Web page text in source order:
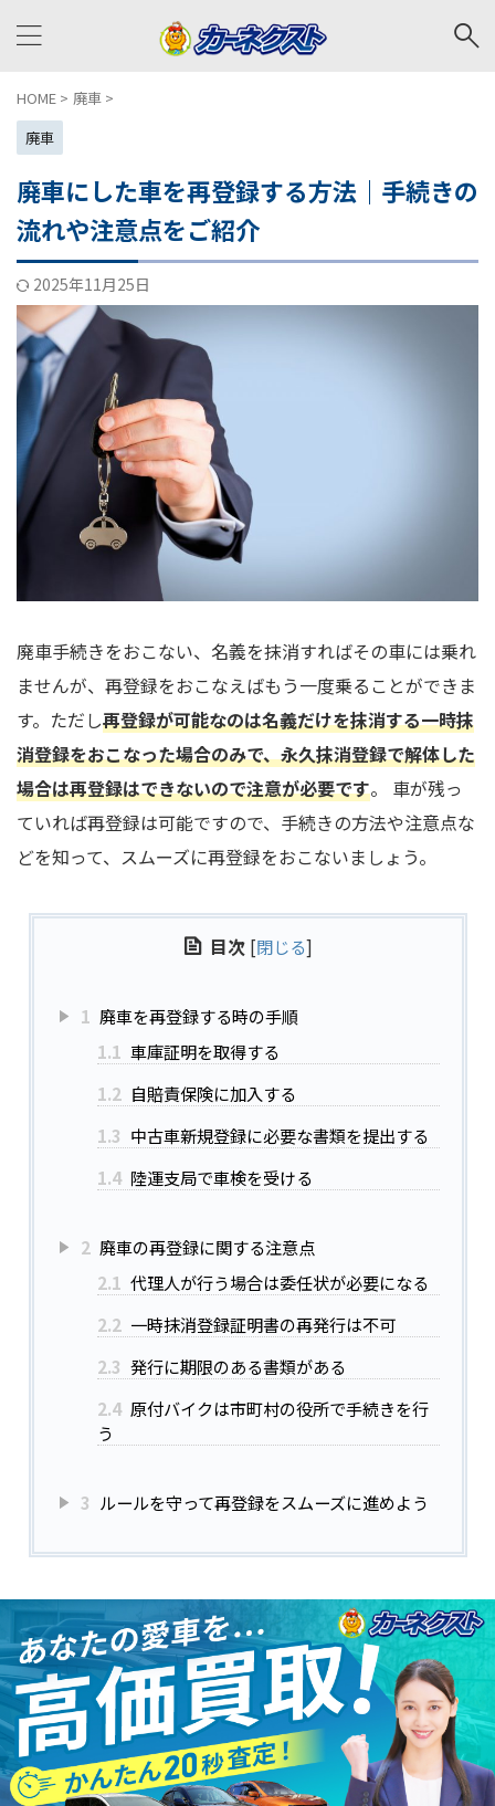
HOME > 廃車 >
廃車
廃車にした車を再登録する方法｜手続きの
流れや注意点をご紹介
2025年11月25日
廃車手続きをおこない、名義を抹消すればその車には乗れ
ませんが、再登録をおこなえばもう一度乗ることができま
す。ただし再登録が可能なのは名義だけを抹消する一時抹
消登録をおこなった場合のみで、永久抹消登録で解体した
場合は再登録はできないので注意が必要です。 車が残っ
ていれば再登録は可能ですので、手続きの方法や注意点な
どを知って、スムーズに再登録をおこないましょう。
目次 [閉じる]
1 廃車を再登録する時の手順
1.1 車庫証明を取得する
1.2 自賠責保険に加入する
1.3 中古車新規登録に必要な書類を提出する
1.4 陸運支局で車検を受ける
2 廃車の再登録に関する注意点
2.1 代理人が行う場合は委任状が必要になる
2.2 一時抹消登録証明書の再発行は不可
2.3 発行に期限のある書類がある
2.4 原付バイクは市町村の役所で手続きを行
う
3 ルールを守って再登録をスムーズに進めよう